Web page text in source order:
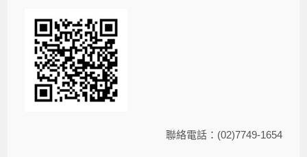
聯絡電話：(02)7749-1654